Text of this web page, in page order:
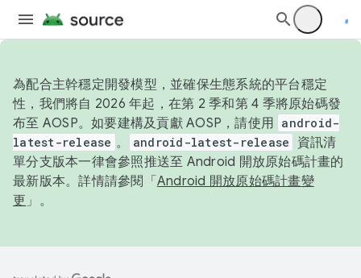
為配合主幹穩定開發模型，並確保生態系統的平台穩定
性，我們將自 2026 年起，在第 2 季和第 4 季將原始碼發
布至 AOSP。如要建構及貢獻 AOSP，請使用 android-
latest-release 。 android-latest-release
資訊清
單分支版本一律會參照推送至 Android 開放原始碼計畫的
最新版本。詳情請參閱「 Android 開放原始碼計畫變
更 」。